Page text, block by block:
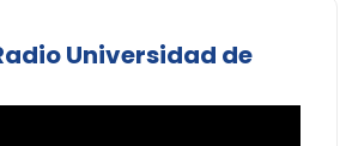
Universidad de